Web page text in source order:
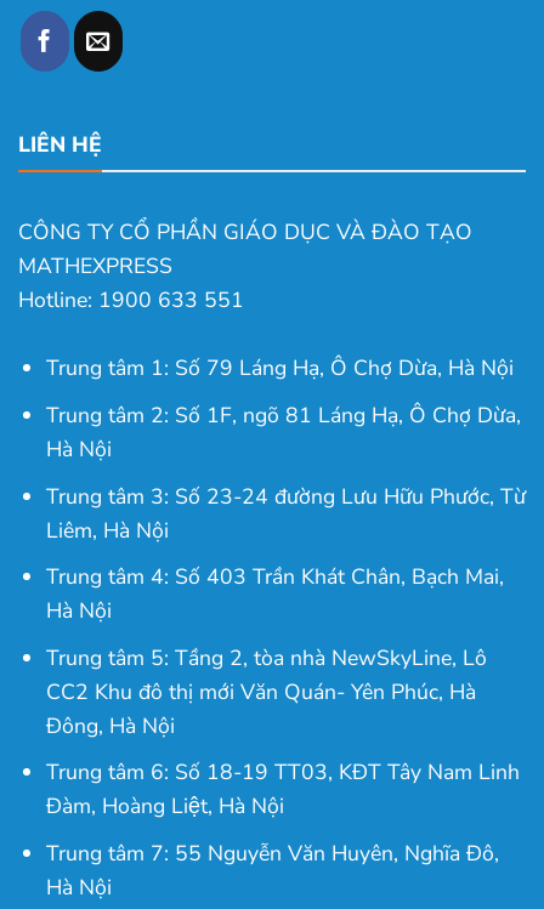
LIÊN HỆ
CÔNG TY CỔ PHẦN GIÁO DỤC VÀ ĐÀO TẠO
MATHEXPRESS
Hotline: 1900 633 551
Trung tâm 1: Số 79 Láng Hạ, Ô Chợ Dừa, Hà Nội
Trung tâm 2: Số 1F, ngõ 81 Láng Hạ, Ô Chợ Dừa,
Hà Nội
Trung tâm 3: Số 23-24 đường Lưu Hữu Phước, Từ
Liêm, Hà Nội
Trung tâm 4: Số 403 Trần Khát Chân, Bạch Mai,
Hà Nội
Trung tâm 5: Tầng 2, tòa nhà NewSkyLine, Lô
CC2 Khu đô thị mới Văn Quán- Yên Phúc, Hà
Đông, Hà Nội
Trung tâm 6: Số 18-19 TT03, KĐT Tây Nam Linh
Đàm, Hoàng Liệt, Hà Nội
Trung tâm 7: 55 Nguyễn Văn Huyên, Nghĩa Đô,
Hà Nội